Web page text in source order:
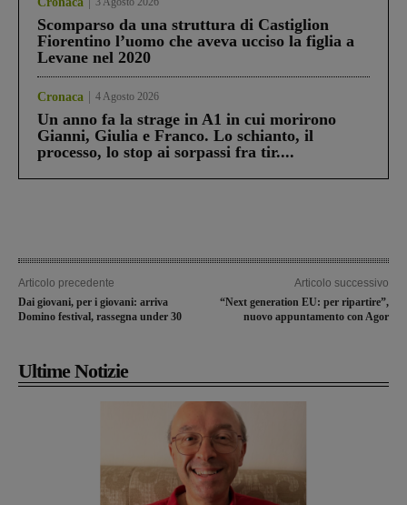
Scomparso da una struttura di Castiglion
Fiorentino l’uomo che aveva ucciso la figlia a
Levane nel 2020
Cronaca 4 Agosto 2026
Un anno fa la strage in A1 in cui morirono
Gianni, Giulia e Franco. Lo schianto, il
processo, lo stop ai sorpassi fra tir....
Articolo precedente
Dai giovani, per i giovani: arriva
Domino festival, rassegna under 30
Articolo successivo
“Next generation EU: per ripartire”,
nuovo appuntamento con Agor
Ultime Notizie